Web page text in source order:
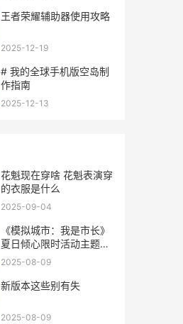
王者荣耀辅助器使用攻略
2025-12-19
# 我的全球手机版空岛制
作指南
2025-12-13
花魁现在穿啥 花魁表演穿
的衣服是什么
2025-09-04
《模拟城市：我是市长》
夏日倾心限时活动主题马
上登场 模拟城市我是巿长
2025-08-09
新版本这些别有失
2025-08-09